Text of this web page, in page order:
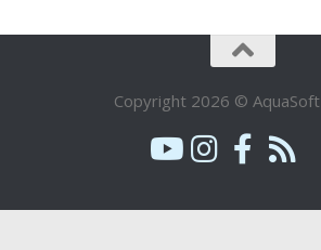
Copyright 2026 ©